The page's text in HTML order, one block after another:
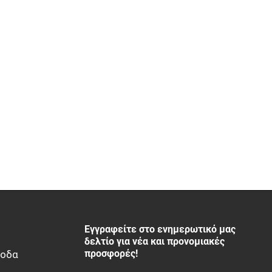
Εγγραφείτε στο ενημερωτικό μας
δελτίο για νέα και προνομιακές
προσφορές!